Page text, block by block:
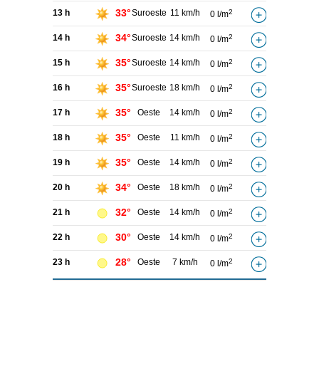
13 h 33°Suroeste 11 km/h 0 l/m2
14 h 34°Suroeste 14 km/h 0 l/m2
15 h 35°Suroeste 14 km/h 0 l/m2
16 h 35°Suroeste 18 km/h 0 l/m2
17 h 35° Oeste 14 km/h 0 l/m2
18 h 35° Oeste 11 km/h 0 l/m2
19 h 35° Oeste 14 km/h 0 l/m2
20 h 34° Oeste 18 km/h 0 l/m2
21 h 32° Oeste 14 km/h 0 l/m2
22 h 30° Oeste 14 km/h 0 l/m2
23 h 28° Oeste 7 km/h 0 l/m2